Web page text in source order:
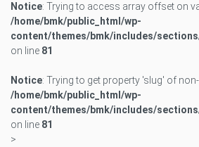
Notice: Trying to access array offset on
/home/bmk/public_html/wp-
content/themes/bmk/includes/
on line 81
Notice: Trying to get property 'slug' of
/home/bmk/public_html/wp-
content/themes/bmk/includes/
on line 81
>